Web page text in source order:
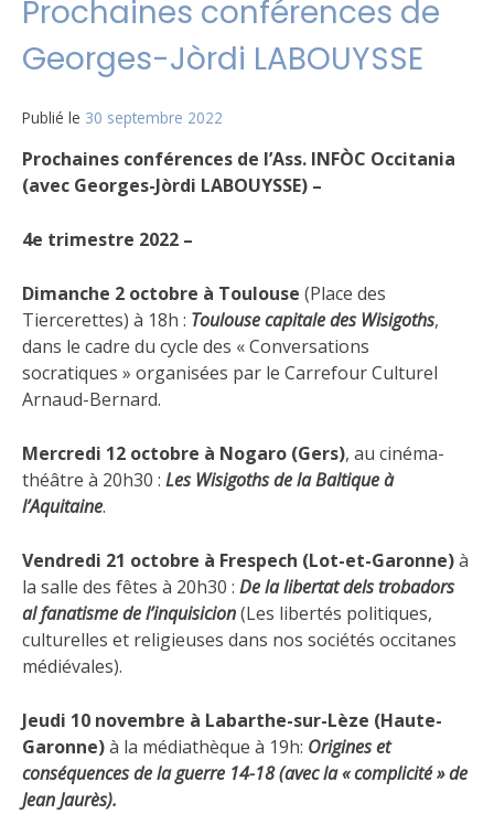
Prochaines conférences de
Georges-Jòrdi LABOUYSSE
Publié le 30 septembre 2022
Prochaines conférences de l’Ass. INFÒC Occitania
(avec Georges-Jòrdi LABOUYSSE) –
4e trimestre 2022 –
Dimanche 2 octobre à Toulouse (Place des
Tiercerettes) à 18h : Toulouse capitale des Wisigoths,
dans le cadre du cycle des « Conversations
socratiques » organisées par le Carrefour Culturel
Arnaud-Bernard.
Mercredi 12 octobre à Nogaro (Gers), au cinéma-
théâtre à 20h30 : Les Wisigoths de la Baltique à
l’Aquitaine.
Vendredi 21 octobre à Frespech (Lot-et-Garonne)à
la salle des fêtes à 20h30 : De la libertat dels trobadors
al fanatisme de l’inquisicion(Les libertés politiques,
culturelles et religieuses dans nos sociétés occitanes
médiévales).
Jeudi 10 novembre à Labarthe-sur-Lèze (Haute-
Garonne)à la médiathèque à 19h: Origines et
conséquences de la guerre 14-18 (avec la « complicité » de
Jean Jaurès).